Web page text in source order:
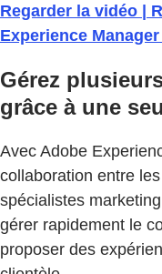
Regarder la vidéo |
Experience
Gérez
grâce à une
Avec Adobe
collaboration entre
spécialistes
gérer rapidement le
proposer des